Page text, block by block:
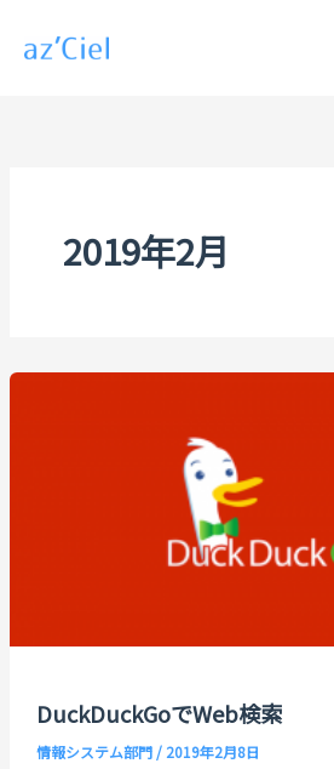
2019年2月
DuckDuckGoでWeb検索
情報システム部門/ 2019年2月8日